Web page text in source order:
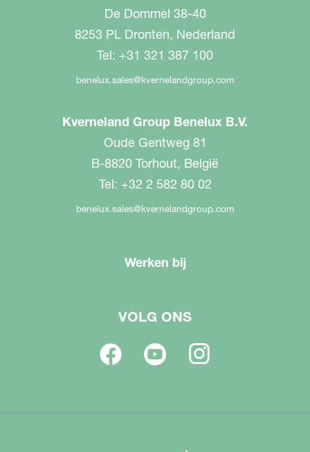
De Dommel 38-40
8253 PL Dronten, Nederland
Tel: +31 321 387 100
benelux.sales@kvernelandgroup.com
Kverneland Group Benelux B.V.
Oude Gentweg 81
B-8820 Torhout, België
Tel: +32 2 582 80 02
benelux.sales@kvernelandgroup.com
Werken bij
VOLG ONS